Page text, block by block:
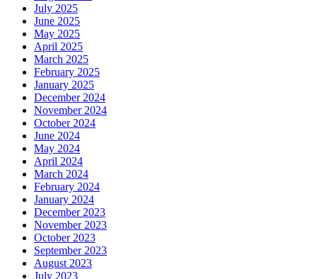
July 2025
June 2025
May 2025
April 2025
March 2025
February 2025
January 2025
December 2024
November 2024
October 2024
June 2024
May 2024
April 2024
March 2024
February 2024
January 2024
December 2023
November 2023
October 2023
September 2023
August 2023
July 2023